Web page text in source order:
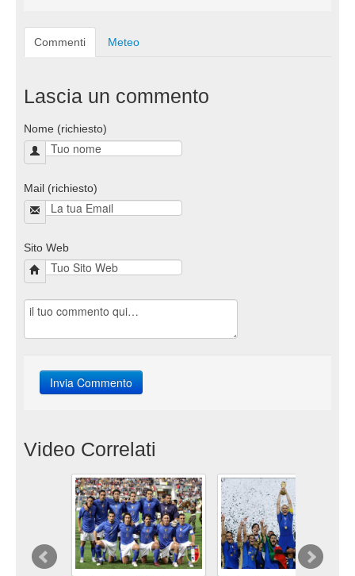
Commenti Meteo
Lascia un commento
Nome (richiesto)
Mail (richiesto)
Sito Web
Video Correlati